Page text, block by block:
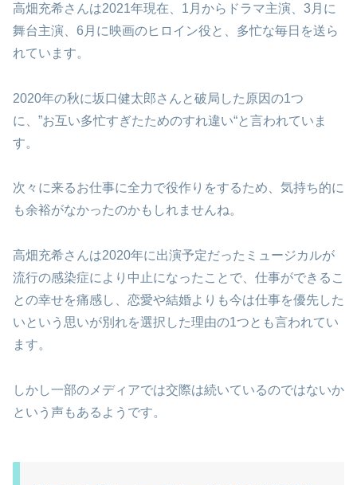
高畑充希さんは2021年現在、1月からドラマ主演、3月に
舞台主演、6月に映画のヒロイン役と、多忙な毎日を送ら
れています。
2020年の秋に坂口健太郎さんと破局した原因の1つ
に、”お互い多忙すぎたためのすれ違い“と言われていま
す。
次々に来るお仕事に全力で役作りをするため、気持ち的に
も余裕がなかったのかもしれませんね。
高畑充希さんは2020年に出演予定だったミュージカルが
流行の感染症により中止になったことで、仕事ができるこ
との幸せを痛感し、恋愛や結婚よりも今は仕事を優先した
いという思いが別れを選択した理由の1つとも言われてい
ます。
しかし一部のメディアでは交際は続いているのではないか
という声もあるようです。